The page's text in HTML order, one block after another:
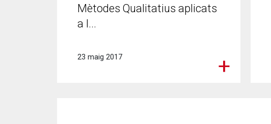
Mètodes Qualitatius aplicats
a l...
23 maig 2017